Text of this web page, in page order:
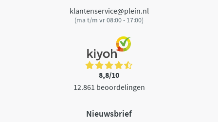
klantenservice@plein.nl
(ma t/m vr 08:00 - 17:00)
8,8/10
12.861 beoordelingen
Nieuwsbrief